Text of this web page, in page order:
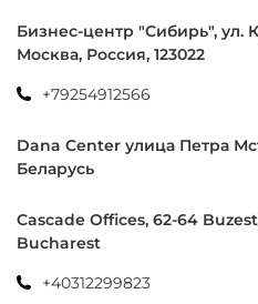
Бизнес-центр "Сибирь", ул.
Москва, Россия, 123022
+79254912566
Dana Center улица Петра
Беларусь
Cascade Offices, 62-64
Bucharest
+40312299823